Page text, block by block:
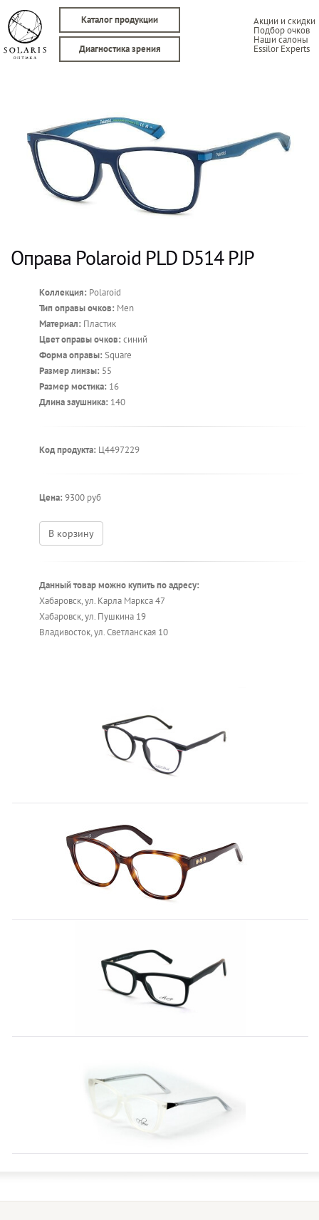
Каталог продукции Акции и скидки
Подбор очков
Наши салоны
Essilor Experts
Диагностика зрения
Оправа Polaroid PLD D514 PJP
Коллекция: Polaroid
Тип оправы очков: Men
Материал: Пластик
Цвет оправы очков: синий
Форма оправы: Square
Размер линзы: 55
Размер мостика: 16
Длина заушника: 140
Код продукта: Ц4497229
Цена: 9300 руб
В корзину
Данный товар можно купить по адресу:
Хабаровск, ул. Карла Маркса 47
Хабаровск, ул. Пушкина 19
Владивосток, ул. Светланская 10